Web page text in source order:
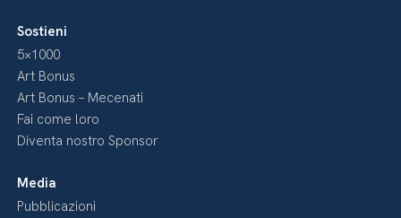
Sostieni
5×1000
Art Bonus
Art Bonus – Mecenati
Fai come loro
Diventa nostro Sponsor
Media
Pubblicazioni